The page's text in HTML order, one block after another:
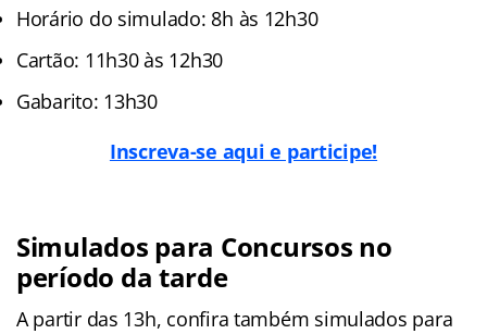
Horário do simulado: 8h às 12h30
Cartão: 11h30 às 12h30
Gabarito: 13h30
Inscreva-se aqui e participe!
Simulados para Concursos no
período da tarde
A partir das 13h, confira também simulados para